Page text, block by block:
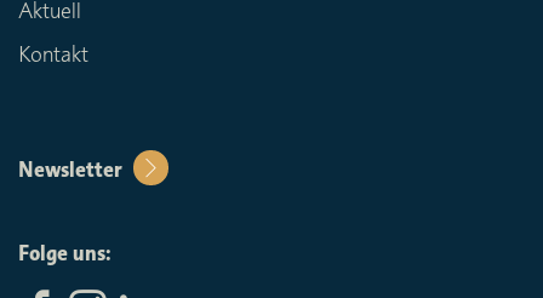
Aktuell
Kontakt
Newsletter
Folge uns: